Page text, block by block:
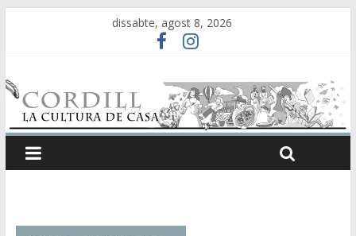
dissabte, agost 8, 2026